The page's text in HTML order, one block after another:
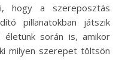
hogy a szereposztás
pillanatokban játszik
életünk során is, amikor
milyen szerepet töltsön